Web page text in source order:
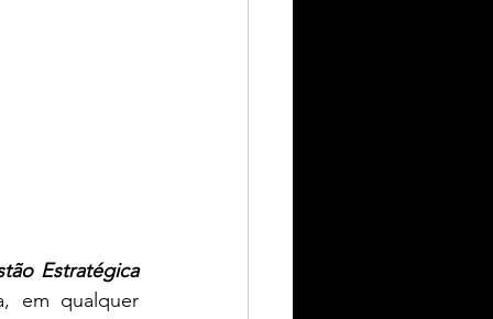
Estratégica
em qualquer